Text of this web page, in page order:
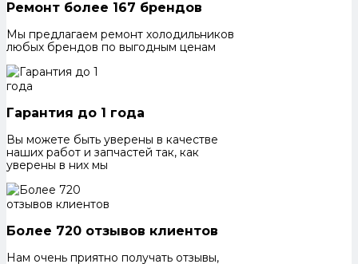
Ремонт более 167 брендов
Мы предлагаем ремонт холодильников
любых брендов по выгодным ценам
Гарантия до 1 года
Вы можете быть уверены в качестве
наших работ и запчастей так, как
уверены в них мы
Более 720 отзывов клиентов
Нам очень приятно получать отзывы,